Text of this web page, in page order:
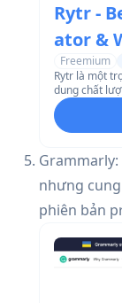
Rytr -
ator &
Freemium
Rytr là một
dung chất
40 trường
nhưng
phiên bản